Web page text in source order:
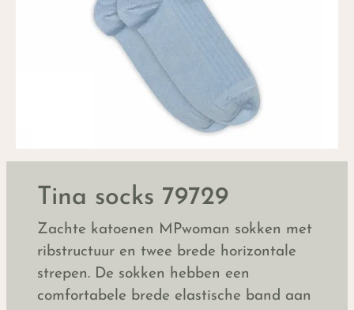
Tina socks 79729
Zachte katoenen MPwoman sokken met
ribstructuur en twee brede horizontale
strepen. De sokken hebben een
comfortabele brede elastische band aan